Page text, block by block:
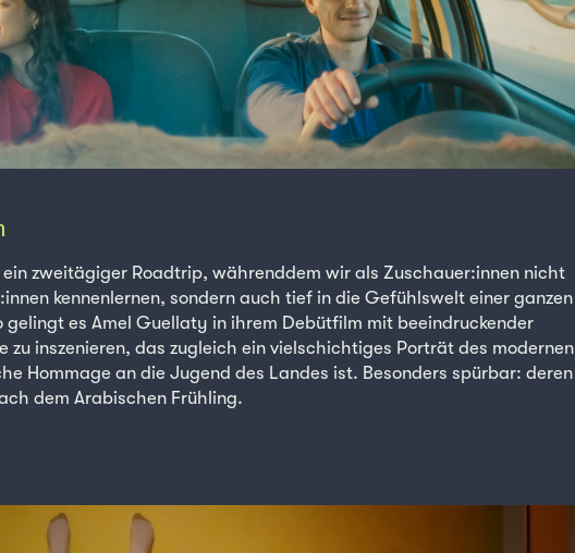
zweitägiger Roadtrip, währenddem wir als Zuschauer:innen nicht
kennenlernen, sondern auch tief in die Gefühlswelt einer ganzen
gelingt es Amel Guellaty in ihrem Debütfilm mit beeindruckender
zu inszenieren, das zugleich ein vielschichtiges Porträt des modernen
Hommage an die Jugend des Landes ist. Besonders spürbar: deren
dem Arabischen Frühling.